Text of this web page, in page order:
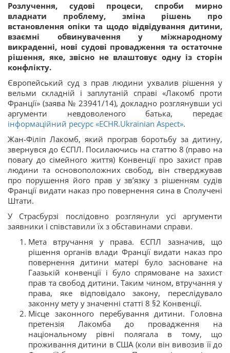
Розлучення, судові процеси, спроби мирно
владнати проблему, зміна рішень про
встановлення опіки та щодо відвідування дитини,
взаємні обвинувачення у міжнародному
викраденні, нові судові провадження та остаточне
рішення, яке, звісно не влаштовує одну із сторін
конфлікту.
Європейський суд з прав людини ухвалив рішення у
вельми складній і заплутаній справі «Лакомб проти
Франції» (заява № 23941/14), докладно розглянувши усі
аргументи невдоволеного батька, передає
інформаційний ресурс «ECHR.Ukrainian Aspect».
Жан-Філіп Лакомб, який програв боротьбу за дитину,
звернувся до ЄСПЛ. Посилаючись на статтю 8 (право на
повагу до сімейного життя) Конвенції про захист прав
людини та основоположних свобод, він стверджував
про порушення його прав у зв’язку з рішенням судів
Франції видати наказ про повернення сина в Сполучені
Штати.
У Страсбурзі послідовно розглянули усі аргументи
заявники і співставили їх з обставинами справи.
Мета втручання у права. ЄСПЛ зазначив, що
рішення органів влади Франції видати наказ про
повернення дитини матері було засноване на
Гаазькій конвенції і було спрямоване на захист
прав та свобод дитини. Таким чином, втручання у
права, яке відповідало закону, переслідувало
законну мету у значенні статті 8 §2 Конвенції.
Місце законного перебування дитини. Головна
претензія Лакомба до провадження на
національному рівні полягала в тому, що
проживання дитини в США (коли він вивозив її до